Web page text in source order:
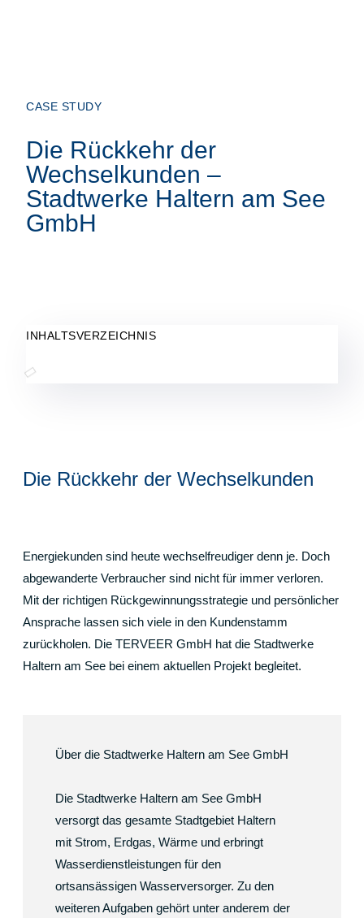
CASE STUDY
Die Rückkehr der
Wechselkunden –
Stadtwerke Haltern am See
GmbH
INHALTSVERZEICHNIS
Die Rückkehr der Wechselkunden
Energiekunden sind heute wechselfreudiger denn je. Doch
abgewanderte Verbraucher sind nicht für immer verloren.
Mit der richtigen Rückgewinnungsstrategie und persönlicher
Ansprache lassen sich viele in den Kundenstamm
zurückholen. Die TERVEER GmbH hat die Stadtwerke
Haltern am See bei einem aktuellen Projekt begleitet.
Über die Stadtwerke Haltern am See GmbH
Die Stadtwerke Haltern am See GmbH
versorgt das gesamte Stadtgebiet Haltern
mit Strom, Erdgas, Wärme und erbringt
Wasserdienstleistungen für den
ortsansässigen Wasserversorger. Zu den
weiteren Aufgaben gehört unter anderem der